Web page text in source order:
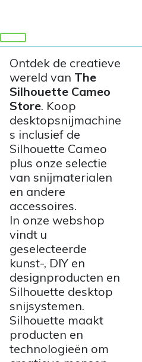
Ontdek de creatieve
wereld van The
Silhouette Cameo
Store. Koop
desktopsnijmachine
s inclusief de
Silhouette Cameo
plus onze selectie
van snijmaterialen
en andere
accessoires.
In onze webshop
vindt u
geselecteerde
kunst-, DIY en
designproducten en
Silhouette desktop
snijsystemen.
Silhouette maakt
producten en
technologieën om